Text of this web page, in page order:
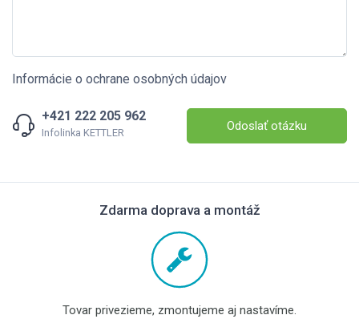
Informácie o ochrane osobných údajov
+421 222 205 962
Infolinka KETTLER Odoslať otázku
Zdarma doprava a montáž
Tovar privezieme, zmontujeme aj nastavíme.